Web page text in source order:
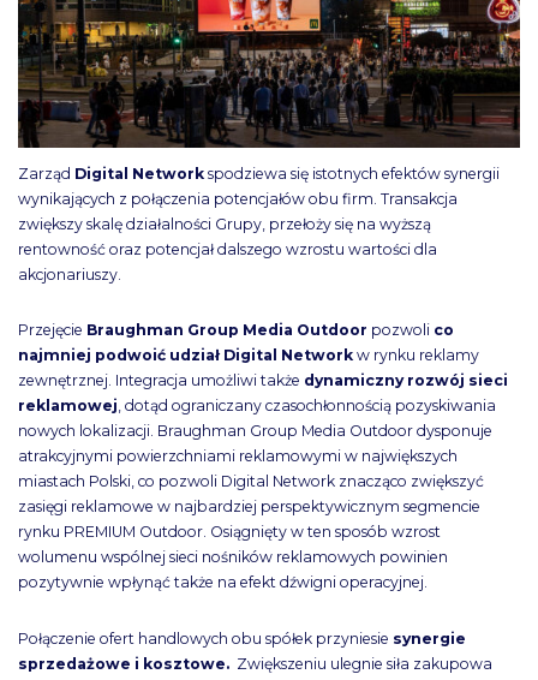
Zarząd Digital Network spodziewa się istotnych efektów synergii
wynikających z połączenia potencjałów obu firm. Transakcja
zwiększy skalę działalności Grupy, przełoży się na wyższą
rentowność oraz potencjał dalszego wzrostu wartości dla
akcjonariuszy.
Przejęcie Braughman Group Media Outdoor pozwoli co
najmniej podwoić udział Digital Network w rynku reklamy
zewnętrznej. Integracja umożliwi także dynamiczny rozwój sieci
reklamowej, dotąd ograniczany czasochłonnością pozyskiwania
nowych lokalizacji. Braughman Group Media Outdoor dysponuje
atrakcyjnymi powierzchniami reklamowymi w największych
miastach Polski, co pozwoli Digital Network znacząco zwiększyć
zasięgi reklamowe w najbardziej perspektywicznym segmencie
rynku PREMIUM Outdoor. Osiągnięty w ten sposób wzrost
wolumenu wspólnej sieci nośników reklamowych powinien
pozytywnie wpłynąć także na efekt dźwigni operacyjnej.
Połączenie ofert handlowych obu spółek przyniesie synergie
sprzedażowe i kosztowe. Zwiększeniu ulegnie siła zakupowa